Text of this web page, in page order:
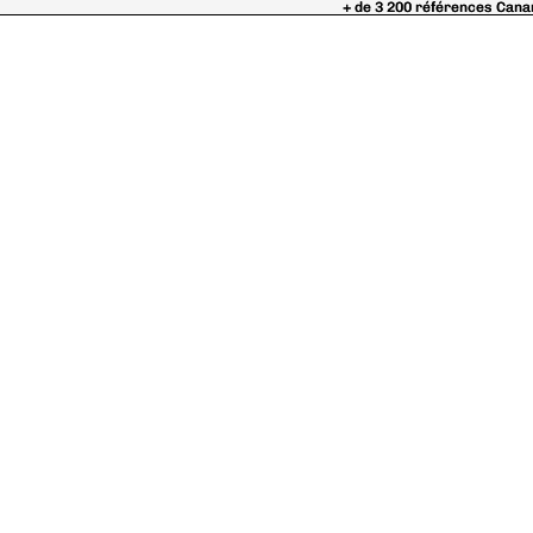
+ de 3 200 références
+ de 3 200 références